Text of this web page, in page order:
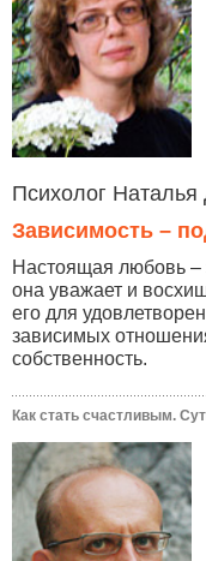
Психолог Наталья
Зависимость –
Настоящая любовь –
она уважает и
его для
зависимых
собственность.
Как стать счастливым.